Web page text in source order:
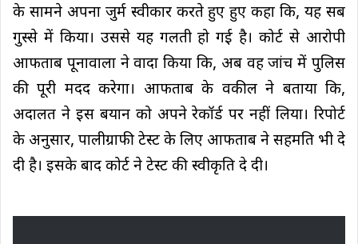
के सामने अपना जुर्म स्वीकार करते हुए हुए कहा कि, यह सब
गुस्से में किया। उससे यह गलती हो गई है। कोर्ट से आरोपी
आफताब पूनावाला ने वादा किया कि, अब वह जांच में पुलिस
की पूरी मदद करेगा। आफताब के वकील ने बताया कि,
अदालत ने इस बयान को अपने रेकॉर्ड पर नहीं लिया। रिपोर्ट
के अनुसार, पालीग्राफी टेस्ट के लिए आफताब ने सहमति भी दे
दी है। इसके बाद कोर्ट ने टेस्ट की स्वीकृति दे दी।